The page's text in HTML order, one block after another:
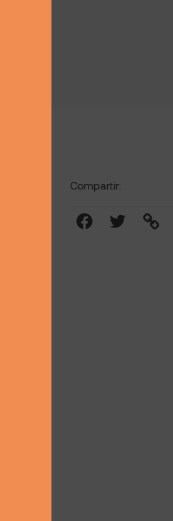
Compartir:
Facebook Twitter Link